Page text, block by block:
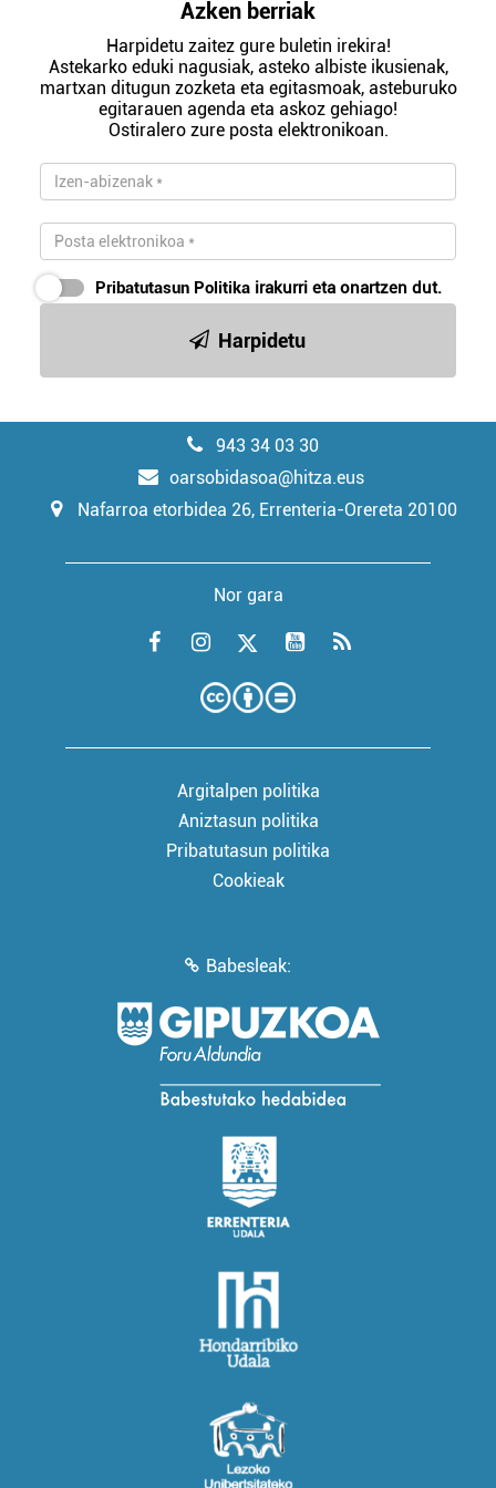
Azken berriak
Harpidetu zaitez gure buletin irekira!
Astekarko eduki nagusiak, asteko albiste ikusienak,
martxan ditugun zozketa eta egitasmoak, asteburuko
egitarauen agenda eta askoz gehiago!
Ostiralero zure posta elektronikoan.
Pribatutasun Politika irakurri eta onartzen dut.
Harpidetu
943 34 03 30
oarsobidasoa@hitza.eus
Nafarroa etorbidea 26, Errenteria-Orereta 20100
Nor gara
Argitalpen politika
Aniztasun politika
Pribatutasun politika
Cookieak
Babesleak: